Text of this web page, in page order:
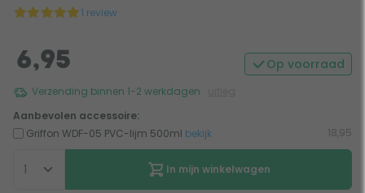
1 review
6,95 Op voorraad
Verzending binnen 1-2 werkdagen
Aanbevolen accessoire:
Griffon WDF-05 PVC-lijm 500ml bekijk 18,95
In mijn winkelwagen